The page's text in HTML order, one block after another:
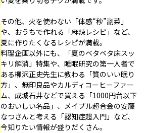
その他、火を使わない「体感“秒”副菜」
や、おうちで作れる「麻辣レシピ」など、
夏に作りたくなるレシピが満載。
料理企画以外にも、「夏のベタベタ床スッ
キリ解消」特集や、睡眠研究の第一人者で
ある柳沢正史先生に教わる「質のいい眠り
方」、無印良品やカルディコーヒーファー
ム、成城石井などで買える「1000円台以下
のおいしい名品」、メイプル超合金の安藤
なつさんと考える「認知症超入門」など、
今知りたい情報が盛りだくさん。